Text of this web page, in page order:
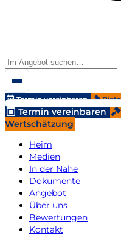
Termin vereinbaren
Termin vereinbaren
Wertschätzung
Heim
Medien
In der Nähe
Dokumente
Angebot
Über uns
Bewertungen
Kontakt